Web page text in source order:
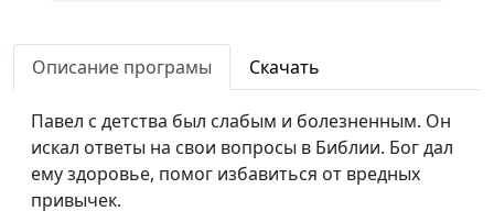
Описание програмы Скачать
Павел с детства был слабым и болезненным. Он
искал ответы на свои вопросы в Библии. Бог дал
ему здоровье, помог избавиться от вредных
привычек.
богослов
Значение мелочей в
изучении Библии
Олег Габрусевич,
историк, богослов,
Александр Богданенков,
филолог, литературовед,
#93